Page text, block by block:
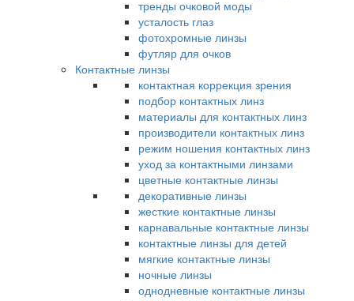
тренды очковой моды
усталость глаз
фотохромные линзы
футляр для очков
Контактные линзы
контактная коррекция зрения
подбор контактных линз
материалы для контактных линз
производители контактных линз
режим ношения контактных линз
уход за контактными линзами
цветные контактные линзы
декоративные линзы
жесткие контактные линзы
карнавальные контактные линзы
контактные линзы для детей
мягкие контактные линзы
ночные линзы
однодневные контактные линзы